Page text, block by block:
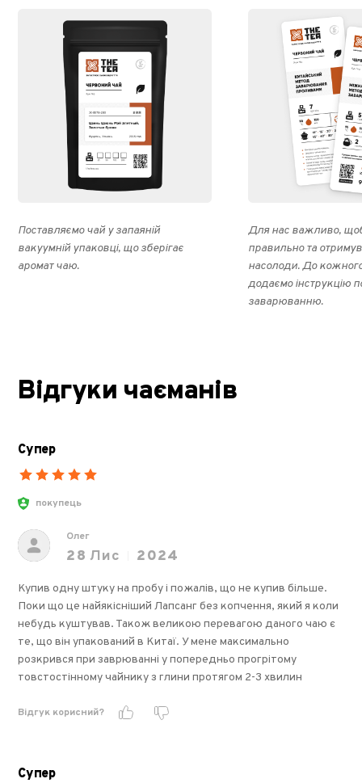
Поставляємо чай у запаяній
вакуумній упаковці, що зберігає
аромат чаю.
Для нас важливо,
правильно та
насолоди. До
додаємо інструкцію
заварюванню.
Відгуки чаєманів
Супер
покупець
Олег
28 Лис 2024
Купив одну штуку на пробу і пожалів, що не купив більше.
Поки що це найякісніший Лапсанг без копчення, який я коли
небудь куштував. Також великою перевагою даного чаю є
те, що він упакований в Китаї. У мене максимально
розкрився при заврюванні у попередньо прогрітому
товстостінному чайнику з глини протягом 2-3 хвилин
Відгук корисний?
Супер